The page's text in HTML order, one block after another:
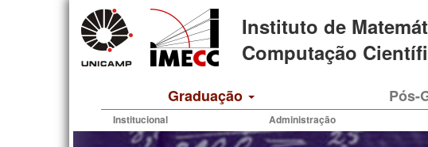
Instituto de
Computação
Graduação Pós-
Institucional Administração